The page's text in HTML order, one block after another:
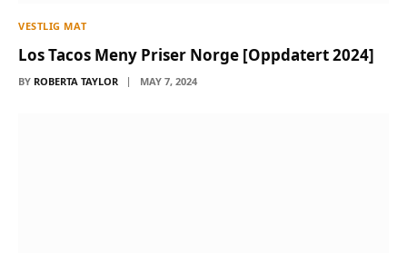
VESTLIG MAT
Los Tacos Meny Priser Norge [Oppdatert 2024]
BY ROBERTA TAYLOR MAY 7, 2024